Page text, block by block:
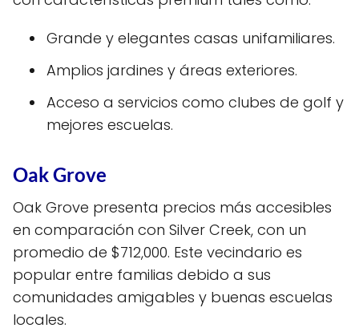
Grande y elegantes casas unifamiliares.
Amplios jardines y áreas exteriores.
Acceso a servicios como clubes de golf y
mejores escuelas.
Oak Grove
Oak Grove presenta precios más accesibles
en comparación con Silver Creek, con un
promedio de $712,000. Este vecindario es
popular entre familias debido a sus
comunidades amigables y buenas escuelas
locales.